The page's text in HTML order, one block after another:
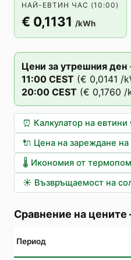
НАЙ-ЕВТИН ЧАС (10:00)
€ 0,1131 /kWh
Цени за утрешния ден
11:00 CEST (€ 0,0141 /
20:00 CEST (€ 0,1760 /
⏰ Калкулатор на евтини
🔌 Цена на зареждане
🌡️ Икономия от
☀️ Възвръщаемост на
Сравнение на цените
Период